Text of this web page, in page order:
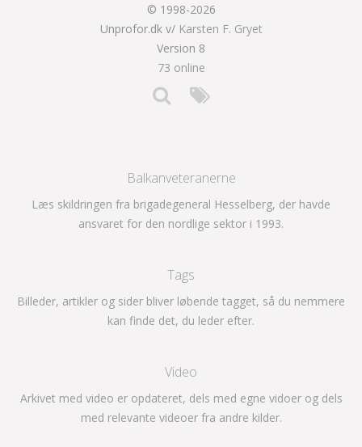
© 1998-2026
Unprofor.dk v/ Karsten F. Gryet
Version 8
73 online
Balkanveteranerne
Læs skildringen fra brigadegeneral Hesselberg, der havde
ansvaret for den nordlige sektor i 1993.
Tags
Billeder, artikler og sider bliver løbende tagget, så du nemmere
kan finde det, du leder efter.
Video
Arkivet med video er opdateret, dels med egne vidoer og dels
med relevante videoer fra andre kilder.